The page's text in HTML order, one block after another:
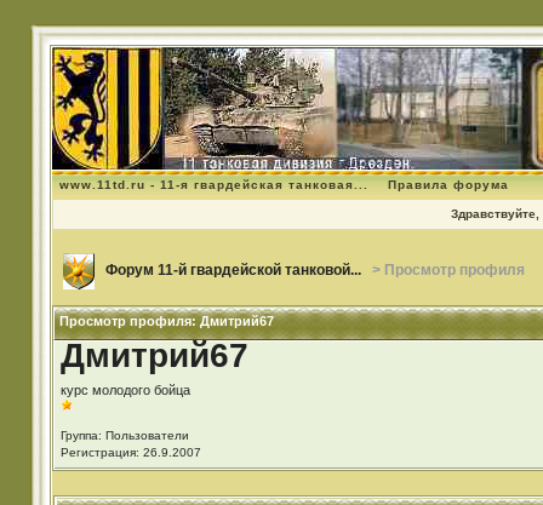
www.11td.ru - 11-я гвардейская танковая... Правила форума
Здравствуйте,
Форум 11-й гвардейской танковой... > Просмотр профиля
Просмотр профиля: Дмитрий67
Дмитрий67
курс молодого бойца
Группа: Пользователи
Регистрация: 26.9.2007